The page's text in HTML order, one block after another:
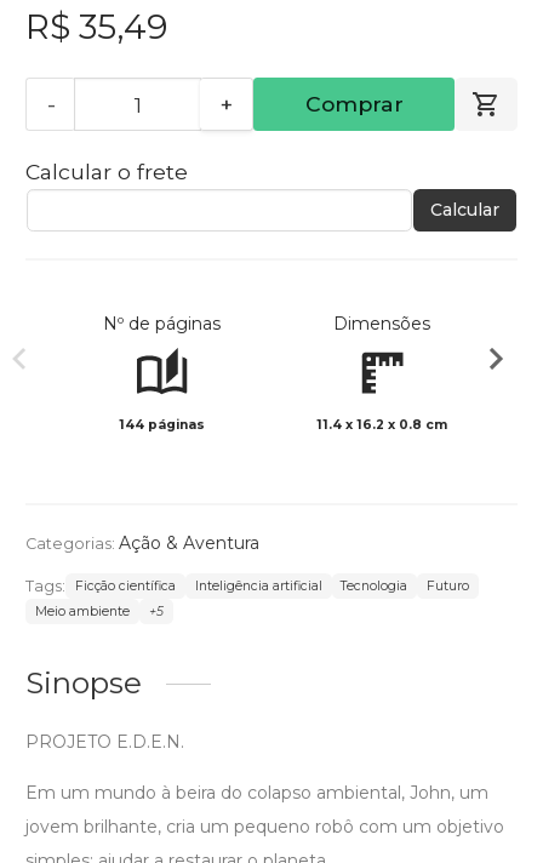
R$ 35,49
- + Comprar
Calcular o frete
Calcular
Nº de páginas
144 páginas
Dimensões
11.4 x 16.2 x 0.8 cm
Categorias: Ação & Aventura
Tags: Ficção científica Inteligência artificial Tecnologia
Futuro
Meio ambiente
+5
Sinopse
PROJETO E.D.E.N.
Em um mundo à beira do colapso ambiental, John, um
jovem brilhante, cria um pequeno robô com um objetivo